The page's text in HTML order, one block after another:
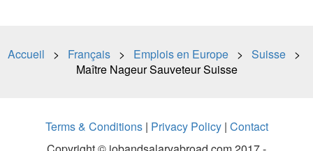
Accueil > Français> Emplois en Europe> Suisse>
Maître Nageur Sauveteur Suisse
Terms & Conditions| Privacy Policy| Contact